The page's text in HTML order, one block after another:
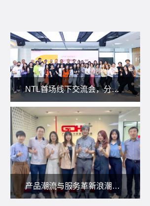
NTL首场线下交流会，分享私域新玩法！
产品潮流与服务革新浪潮下，朗尊与省人协一起研讨：人力资源服务供应商如何应对？